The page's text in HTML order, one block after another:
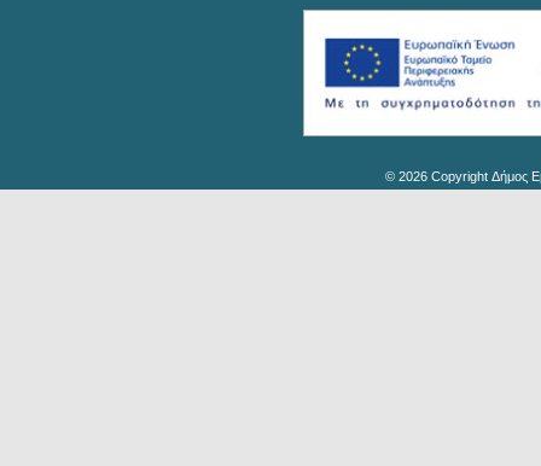
© 2026 Copyright Δήμος